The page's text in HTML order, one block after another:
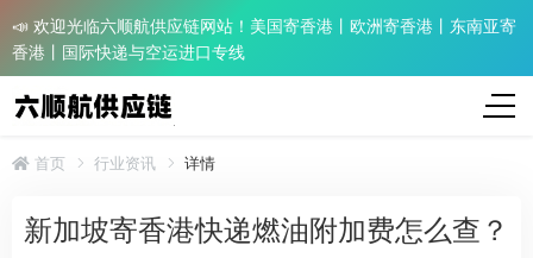
📣 欢迎光临六顺航供应链网站！美国寄香港丨欧洲寄香港丨东南亚寄
香港丨国际快递与空运进口专线
首页 行业资讯 详情
新加坡寄香港快递燃油附加费怎么查？